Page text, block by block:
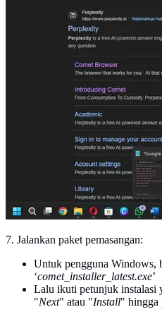
7. Jalankan paket pemasangan:
Untuk pengguna Windows,
‘comet_installer_latest.exe’
Lalu ikuti petunjuk instalasi
"Next" atau "Install" hingga